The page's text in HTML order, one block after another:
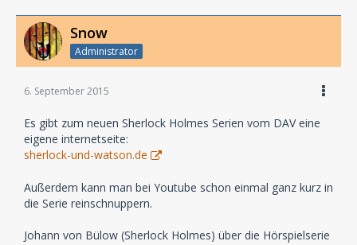
Snow
Administrator
6. September 2015
Es gibt zum neuen Sherlock Holmes Serien vom DAV eine
eigene internetseite:
sherlock-und-watson.de
Außerdem kann man bei Youtube schon einmal ganz kurz in
die Serie reinschnuppern.
Johann von Bülow (Sherlock Holmes) über die Hörspielserie